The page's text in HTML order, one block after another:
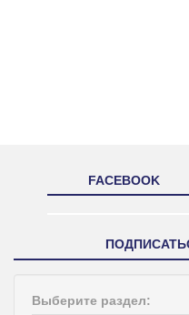
FACEBOOK
Выберите раздел: